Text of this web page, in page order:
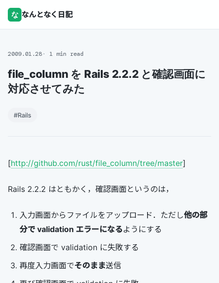
な なんとなく日記
2009.01.28 1 min read
file_column を Rails 2.2.2 と確認画面に
対応させてみた
#Rails
[http://github.com/rust/file_column/tree/master]
Rails 2.2.2 はともかく，確認画面というのは，
入力画面からファイルをアップロード．ただし他の部
分で validation エラーになるようにする
確認画面で validation に失敗する
再度入力画面でそのまま送信